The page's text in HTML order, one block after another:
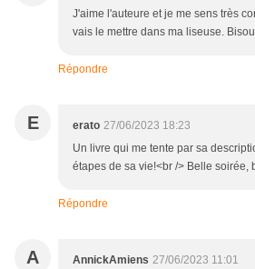
J'aime l'auteure et je me sens très
vais le mettre dans ma liseuse.
Répondre
E erato 27/06/2023 18:23
Un livre qui me tente par sa
étapes de sa vie!<br /> Belle soirée,
Répondre
A AnnickAmiens 27/06/2023 11:01